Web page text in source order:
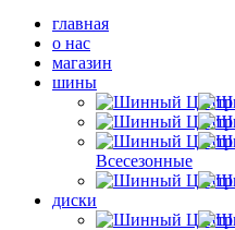
главная
о нас
магазин
шины
Всесезонные
диски